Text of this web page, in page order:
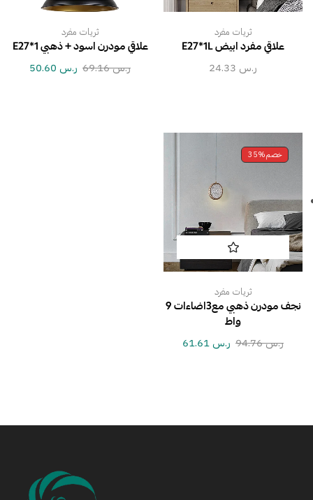
ثريات مفرد
علاقي مفرد ابيض E27*1L
ر.س
ثريات مفرد
علاقي مودرن اسود + ذهبي E27*1
ر.س69.16 ر.س
خصم35%
ثريات مفرد
نجف مودرن ذهبي مع3اضاءات 9
واط
ر.س94.76 ر.س